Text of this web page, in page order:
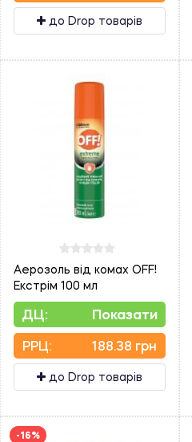
до Drop товарів
Аерозоль від комах OFF!
Екстрім 100 мл
ДЦ: Показати
PPЦ: 188.38 грн
до Drop товарів
-16%